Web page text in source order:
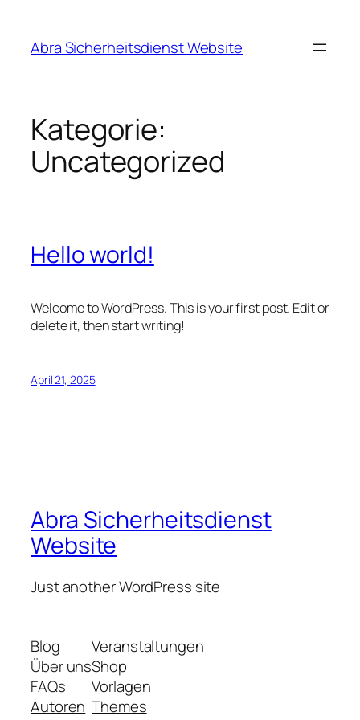
InhaltAbra Sicherheitsdienst Website
Kategorie:
Uncategorized
Hello world!
Welcome to WordPress. This is your first post. Edit or
delete it, then start writing!
April 21, 2025
Abra Sicherheitsdienst
Website
Just another WordPress site
Blog
Über uns
FAQs
Autoren
Veranstaltungen
Shop
Vorlagen
Themes